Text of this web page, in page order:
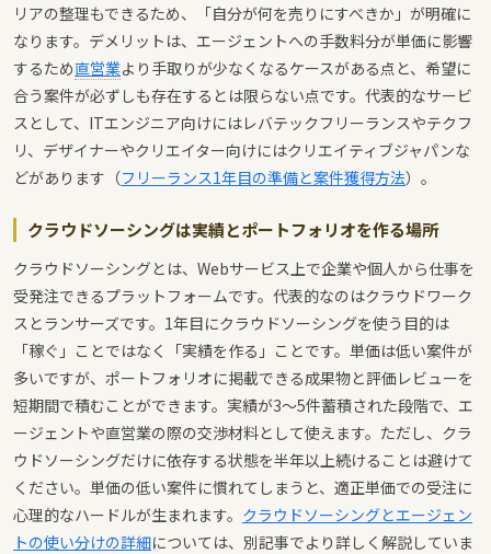
リアの整理もできるため、「自分が何を売りにすべきか」が明確に
なります。デメリットは、エージェントへの手数料分が単価に影響
するため直営業より手取りが少なくなるケースがある点と、希望に
合う案件が必ずしも存在するとは限らない点です。代表的なサービ
スとして、ITエンジニア向けにはレバテックフリーランスやテクフ
リ、デザイナーやクリエイター向けにはクリエイティブジャパンな
どがあります（フリーランス1年目の準備と案件獲得方法）。
クラウドソーシングは実績とポートフォリオを作る場所
クラウドソーシングとは、Webサービス上で企業や個人から仕事を
受発注できるプラットフォームです。代表的なのはクラウドワーク
スとランサーズです。1年目にクラウドソーシングを使う目的は
「稼ぐ」ことではなく「実績を作る」ことです。単価は低い案件が
多いですが、ポートフォリオに掲載できる成果物と評価レビューを
短期間で積むことができます。実績が3〜5件蓄積された段階で、エ
ージェントや直営業の際の交渉材料として使えます。ただし、クラ
ウドソーシングだけに依存する状態を半年以上続けることは避けて
ください。単価の低い案件に慣れてしまうと、適正単価での受注に
心理的なハードルが生まれます。 クラウドソーシングとエージェン
トの使い分けの詳細については、別記事でより詳しく解説していま